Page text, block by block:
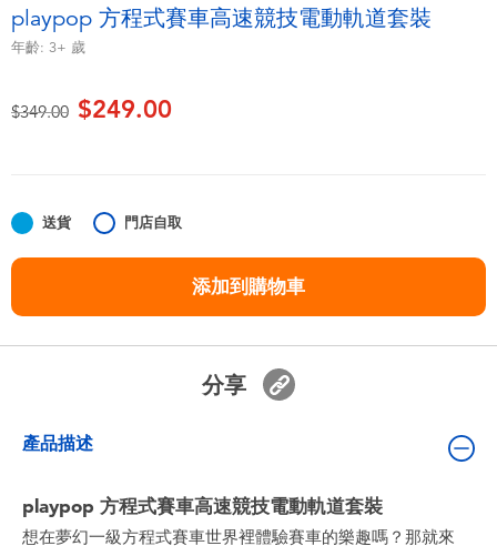
毛毛公仔玩具
夏日用品
任天堂 Switch
playpop 方程式賽車高速競技電動軌道套裝
年齡: 3+ 歲
價格從
$349.00至$249.00
送貨 門店自取
添加到購物車
分享
產品描述
playpop 方程式賽車高速競技電動軌道套裝
想在夢幻一級方程式賽車世界裡體驗賽車的樂趣嗎？那就來